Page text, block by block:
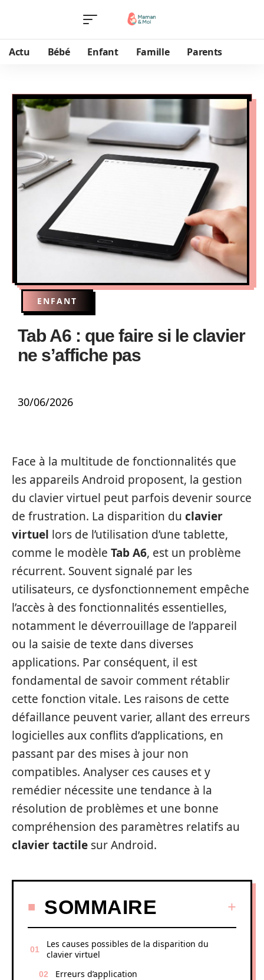
Actu Bébé Enfant Famille Parents
ENFANT
Tab A6 : que faire si le clavier
ne s’affiche pas
30/06/2026
Face à la multitude de fonctionnalités que
les appareils Android proposent, la gestion
du clavier virtuel peut parfois devenir source
de frustration. La disparition du clavier
virtuel lors de l’utilisation d’une tablette,
comme le modèle Tab A6, est un problème
récurrent. Souvent signalé par les
utilisateurs, ce dysfonctionnement empêche
l’accès à des fonctionnalités essentielles,
notamment le déverrouillage de l’appareil
ou la saisie de texte dans diverses
applications. Par conséquent, il est
fondamental de savoir comment rétablir
cette fonction vitale. Les raisons de cette
défaillance peuvent varier, allant des erreurs
logicielles aux conflits d’applications, en
passant par des mises à jour non
compatibles. Analyser ces causes et y
remédier nécessite une tendance à la
résolution de problèmes et une bonne
compréhension des paramètres relatifs au
clavier tactile sur Android.
SOMMAIRE
Les causes possibles de la disparition du
clavier virtuel
Erreurs d’application